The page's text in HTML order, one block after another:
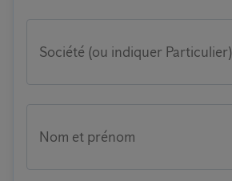
Société (ou indiquer Particulier)
Nom et prénom